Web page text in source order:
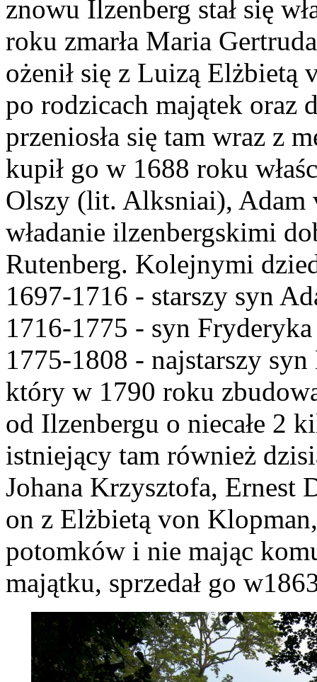
znowu Ilzenberg stał się
roku zmarła Maria
ożenił się z Luizą Elżbietą
po rodzicach majątek oraz
przeniosła się tam wraz z
kupił go w 1688 roku
Olszy (lit. Alksniai), Adam
władanie ilzenbergskimi
Rutenberg. Kolejnymi
1697-1716 - starszy syn
1716-1775 - syn
1775-1808 - najstarszy
który w 1790 roku
od Ilzenbergu o niecałe 2
istniejący tam również
Johana Krzysztofa, Ernest
on z Elżbietą von
potomków i nie mając
majątku, sprzedał go